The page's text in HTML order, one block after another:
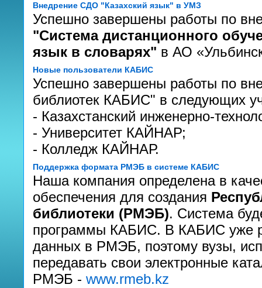
Внедрение СДО "Казахский язык" в УМЗ
Успешно завершены работы по
"Система дистанционного
язык в словарях" в АО
Новые пользователи КАБИС
Успешно завершены работы по
библиотек КАБИС" в следующих
- Казахстанский инженерно-
- Университет КАЙНАР;
- Колледж КАЙНАР.
Поддержка формата РМЭБ в системе КАБИС
Наша компания определена в
обеспечения для создания
библиотеки (РМЭБ). Система
программы КАБИС. В КАБИС уже
данных в РМЭБ, поэтому вузы,
передавать свои электронные
РМЭБ - www.rmeb.kz